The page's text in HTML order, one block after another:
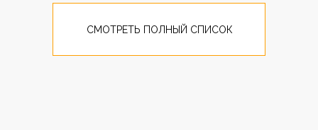
СМОТРЕТЬ ПОЛНЫЙ СПИСОК